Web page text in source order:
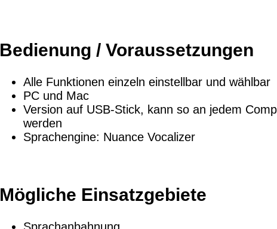
Bedienung / Voraussetzungen
Alle Funktionen einzeln einstellbar und wählbar
PC und Mac
Version auf USB-Stick, kann so an jedem
werden
Sprachengine: Nuance Vocalizer
Mögliche Einsatzgebiete